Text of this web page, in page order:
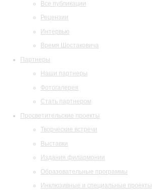
Все публикации
Рецензии
Интервью
Время Шостаковича
Партнеры
Наши партнеры
Фотогалерея
Стать партнером
Просветительские проекты
Творческие встречи
Выставки
Издания филармонии
Образовательные программы
Инклюзивные и специальные проекты